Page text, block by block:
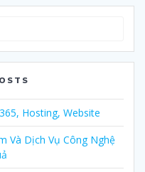
Hosting, Website
Và Dịch Vụ Công Nghệ